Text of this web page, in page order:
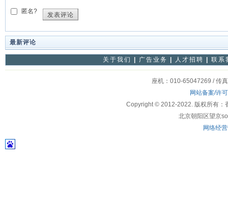
匿名?
发表评论
最新评论
关于我们 广告业务 人才招聘 联系
座机：010-65047269 / 传
网站备案/许
Copyright © 2012-2022. 版权所有：
北京朝阳区望京
网络经